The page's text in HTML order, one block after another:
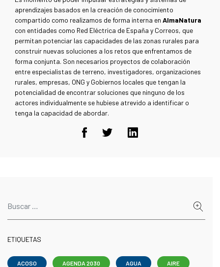
aprendizajes basados en la creación de conocimiento
compartido como realizamos de forma interna en AlmaNatura
con entidades como Red Eléctrica de España y Correos, que
permitan potenciar las capacidades de las zonas rurales para
construir nuevas soluciones a los retos que enfrentamos de
forma conjunta. Son necesarios proyectos de colaboración
entre especialistas de terreno, investigadores, organizaciones
rurales, empresas, ONG y Gobiernos locales que tengan la
potencialidad de encontrar soluciones que ninguno de los
actores individualmente se hubiese atrevido a identificar o
tenga la capacidad de abordar.
ETIQUETAS
ACOSO AGENDA 2030 AGUA AIRE